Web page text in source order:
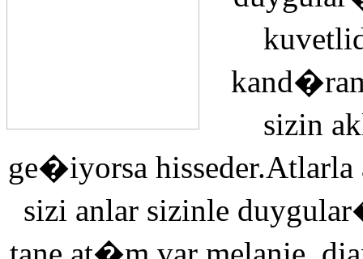
sizin
ge�iyorsa
sizi anlar sizinle